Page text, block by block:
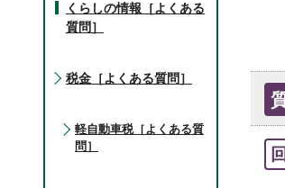
くらしの情報［よくある
質問］
税金［よくある質問］
軽自動車税［よくある質
問］